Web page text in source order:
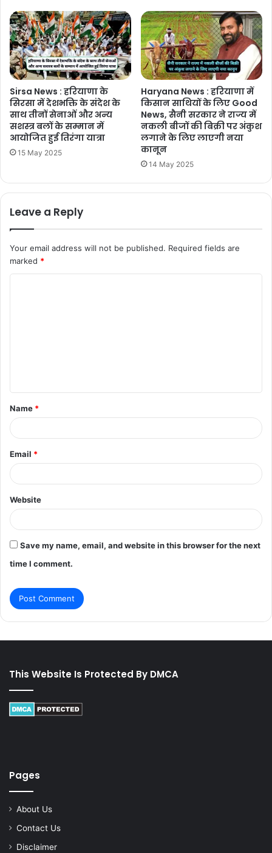
Sirsa News : हरियाणा के
सिरसा में देशभक्ति के संदेश के
साथ तीनों सेनाओं और अन्य
सशस्त्र बलों के सम्मान में
आयोजित हुई तिरंगा यात्रा
15 May 2025
Haryana News : हरियाणा में
किसान साथियों के लिए Good
News, सैनी सरकार ने राज्य में
नकली बीजों की बिक्री पर अंकुश
लगाने के लिए लाएगी नया
कानून
14 May 2025
Leave a Reply
Your email address will not be published. Required fields are
marked *
t
*
Name *
Email *
Website
Save my name, email, and website in this browser for the next
time I comment.
This Website Is Protected By DMCA
Pages
About Us
Contact Us
Disclaimer